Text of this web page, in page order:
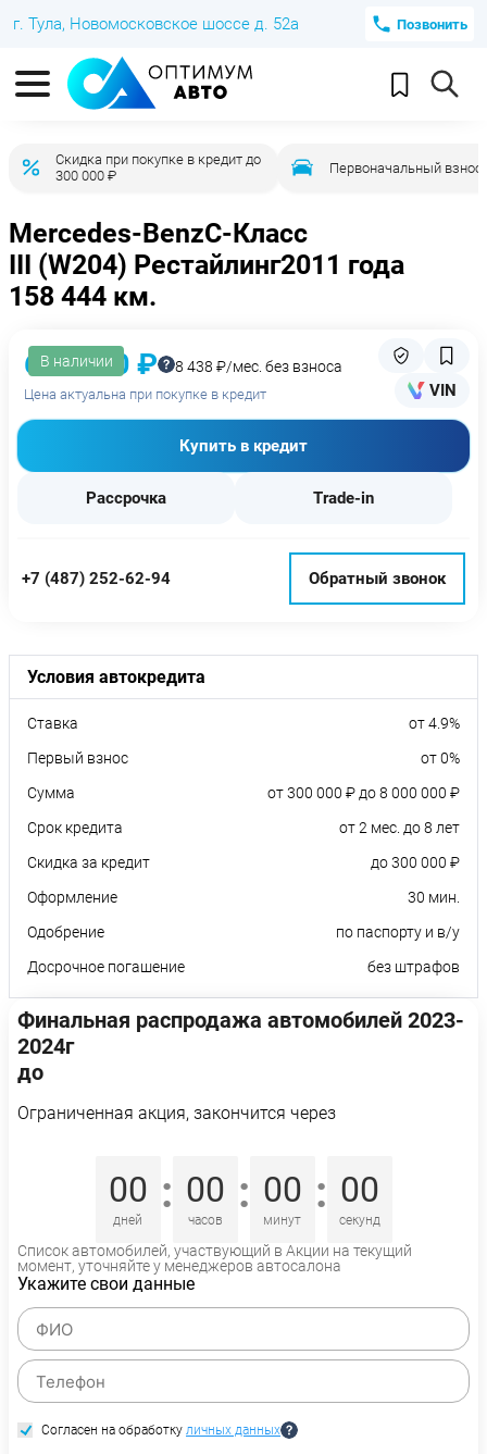
г. Тула, Новомосковское шоссе д. 52а Позвонить
Скидка при покупке в кредит до
300 000 ₽
Первоначальный взнос
Mercedes-BenzC-Класс
III (W204) Рестайлинг2011 года
158 444 км.
В наличии
669 000 ₽ 8 438 ₽/мес. без взноса
Цена актуальна при покупке в кредит VIN
Купить в кредит
Рассрочка Trade-in
+7 (487) 252-62-94 Обратный звонок
Условия автокредита
Ставка
от 4.9%
Первый взнос
от 0%
Сумма
от 300 000 ₽ до 8 000 000 ₽
Срок кредита
от 2 мес. до 8 лет
Скидка за кредит
до 300 000 ₽
Оформление
30 мин.
Одобрение
по паспорту и в/у
Досрочное погашение
без штрафов
Финальная распродажа автомобилей 2023-
2024г
до
Ограниченная акция, закончится через
00
дней
: 00
часов
: 00
минут
: 00
секунд
Список автомобилей, участвующий в Акции на текущий
момент, уточняйте у менеджеров автосалона
Укажите свои данные
Согласен на обработку личных данных